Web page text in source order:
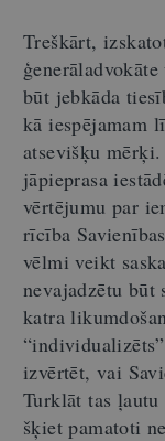
Treškārt,
būt jebkāda
kā iespējamam
atsevišķu
jāpieprasa
vērtējumu par
rīcība
vēlmi veikt
nevajadzētu būt
katra
izvērtēt, vai
Turklāt tas
šķiet pamatoti